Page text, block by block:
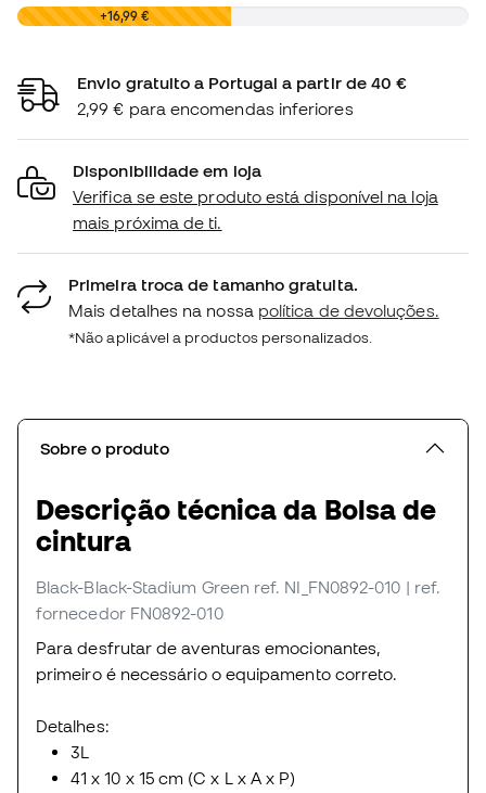
0,00 € +16,99 €
Envio gratuito a Portugal a partir de 40 €
2,99 € para encomendas inferiores
Disponibilidade em loja
Verifica se este produto está disponível na loja
mais próxima de ti.
Primeira troca de tamanho gratuita.
Mais detalhes na nossa política de devoluções.
*Não aplicável a productos personalizados.
Sobre o produto
Descrição técnica da Bolsa de
cintura
Black-Black-Stadium Green ref. NI_FN0892-010 | ref.
fornecedor FN0892-010
Para desfrutar de aventuras emocionantes,
primeiro é necessário o equipamento correto.
Detalhes:
3L
41 x 10 x 15 cm (C x L x A x P)